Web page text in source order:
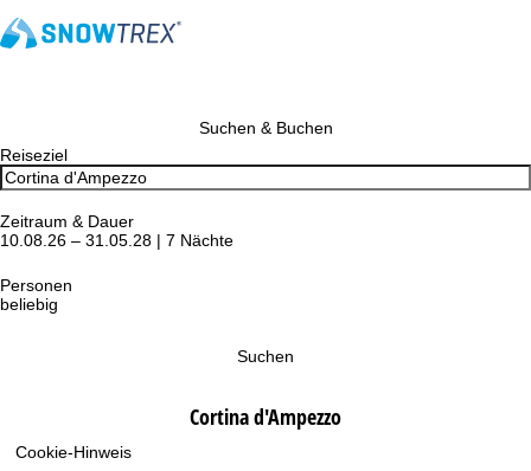
Cookie-Hinweis
Suchen & Buchen
Reiseziel
Zeitraum & Dauer
10.08.26 – 31.05.28 | 7 Nächte
Personen
beliebig
Suchen
Cortina d'Ampezzo